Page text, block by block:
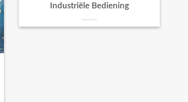
Industriële Bediening